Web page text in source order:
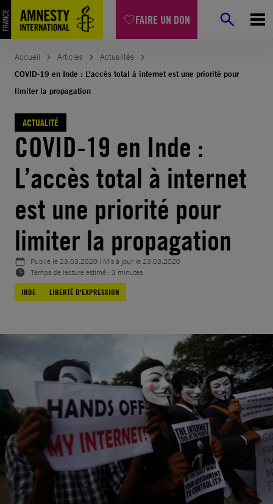
FAIRE UN DON
Aller
au
contenu
Accueil Articles
Actualités
COVID-19 en Inde : L’accès total à internet est une priorité pour
limiter la propagation
ACTUALITÉ
COVID-19 en Inde :
L’accès total à internet
est une priorité pour
limiter la propagation
Publié le23.03.2020 | Mis à jour le23.03.2020
Temps de lecture estimé : 3 minutes
INDE
LIBERTÉ D'EXPRESSION